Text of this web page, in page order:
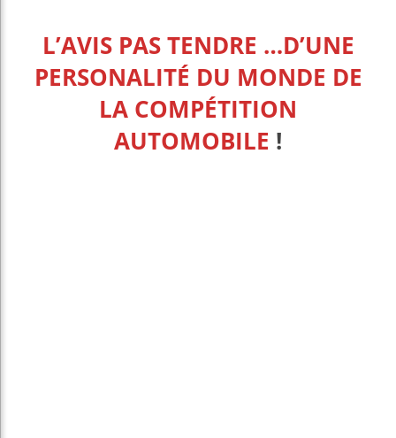
L’AVIS PAS TENDRE …D’UNE
PERSONALITÉ DU MONDE DE
LA COMPÉTITION
AUTOMOBILE !